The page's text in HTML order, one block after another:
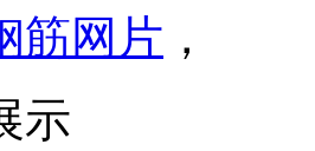
筋网片 ，
示